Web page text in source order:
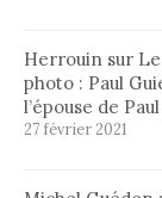
Herrouin sur
photo : Paul
l’épouse de
27 février 2021